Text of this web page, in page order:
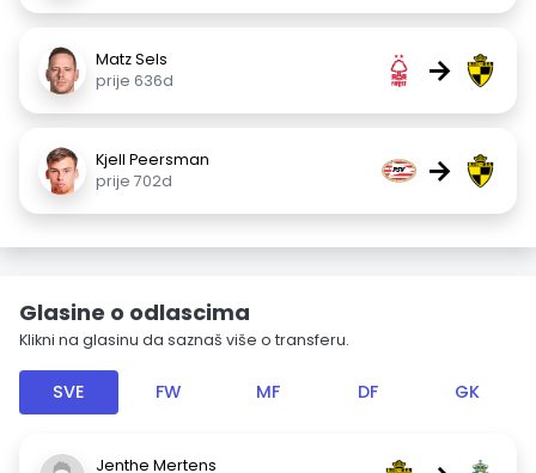
Matz Sels
prije 636d
→
Kjell Peersman
prije 702d
→
Glasine o odlascima
Klikni na glasinu da saznaš više o transferu.
SVE FW MF DF GK
Jenthe Mertens